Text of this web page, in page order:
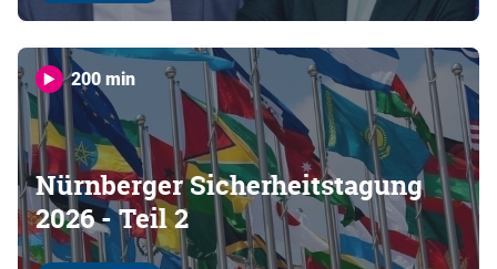
200 min
Nürnberger Sicherheitstagung
2026 - Teil 2